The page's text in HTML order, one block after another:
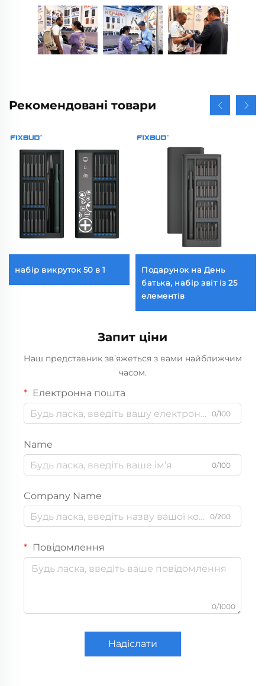
Рекомендовані товари
набір викруток 50 в 1
Подарунок на День
батька, набір звіт із 25
елементів
Запит ціни
Наш представник зв’яжеться з вами найближчим
часом.
Електронна пошта
0/100
Name
0/100
Company Name
0/200
Повідомлення
0/1000
Надіслати